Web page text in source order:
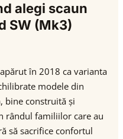
alegi scaun
SW (Mk3)
în 2018 ca varianta
modele din
bine construită și
rândul familiilor care au
să sacrifice confortul